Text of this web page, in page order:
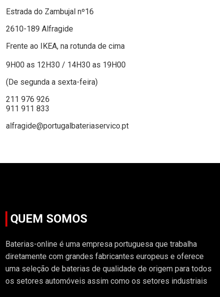
Estrada do Zambujal nº16
2610-189 Alfragide
Frente ao IKEA, na rotunda de cima
9H00 as 12H30 / 14H30 as 19H00
(De segunda a sexta-feira)
211 976 926
911 911 833
alfragide@portugalbateriaservico.pt
QUEM SOMOS
Baterias-online é uma empresa portuguesa que trabalha
diretamente com grandes fabricantes europeus e oferece
uma seleção de baterias de qualidade de origem para todos
os setores automóveis assim como os setores industriais